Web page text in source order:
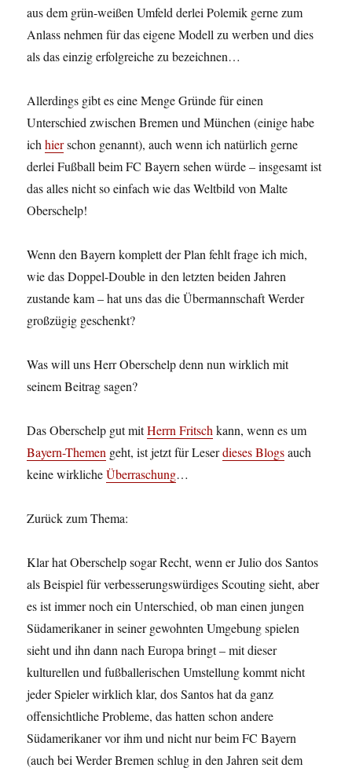
aus dem grün-weißen Umfeld derlei Polemik gerne zum
Anlass nehmen für das eigene Modell zu werben und dies
als das einzig erfolgreiche zu bezeichnen…
Allerdings gibt es eine Menge Gründe für einen
Unterschied zwischen Bremen und München (einige habe
ichhierschon genannt), auch wenn ich natürlich gerne
derlei Fußball beim FC Bayern sehen würde – insgesamt ist
das alles nicht so einfach wie das Weltbild von Malte
Oberschelp!
Wenn den Bayern komplett der Plan fehlt frage ich mich,
wie das Doppel-Double in den letzten beiden Jahren
zustande kam – hat uns das die Übermannschaft Werder
großzügig geschenkt?
Was will uns Herr Oberschelp denn nun wirklich mit
seinem Beitrag sagen?
Das Oberschelp gut mitHerrn Fritschkann, wenn es um
Bayern-Themen geht, ist jetzt für Leserdieses Blogsauch
keine wirklicheÜberraschung…
Zurück zum Thema:
Klar hat Oberschelp sogar Recht, wenn er Julio dos Santos
als Beispiel für verbesserungswürdiges Scouting sieht, aber
es ist immer noch ein Unterschied, ob man einen jungen
Südamerikaner in seiner gewohnten Umgebung spielen
sieht und ihn dann nach Europa bringt – mit dieser
kulturellen und fußballerischen Umstellung kommt nicht
jeder Spieler wirklich klar, dos Santos hat da ganz
offensichtliche Probleme, das hatten schon andere
Südamerikaner vor ihm und nicht nur beim FC Bayern
(auch bei Werder Bremen schlug in den Jahren seit dem